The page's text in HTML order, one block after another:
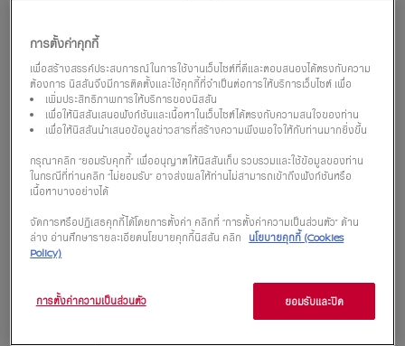
ระบบนำทาง DOOR TO DOOR ของนิสสัน
ระบบนำทาง Door to Door ของนิสสัน คือการพาคุณไปสู่จุดมุ่งหมายของ
คุณ หากคุณจอดรถยนต์ไว้ไกลหน่อย ระบบจะแนะนำทางเดินทางเท้าให้คุณไปที่
รวมคุณสมบัติอื่นๆที่ทำให้การขับขี่สะดวกขึ้น เช่นข้อมูลการจราจรแบบเรียลไทม์
การเชื่อมต่อ Bluetooth ระบบจดจำเสียง และอิ่นๆอีกมากมาย
การตั้งค่าคุกกี้
เพื่อสร้างสรรค์ประสบการณ์ในการใช้งานเว็บไซต์ที่ดีและตอบสนองได้ตรงกับความ
ต้องการ นิสสันจึงมีการติดตั้งและใช้คุกกี้ที่จำเป็นต่อการให้บริการเว็บไซต์ เพื่อ
เพิ่มประสิทธิภาพการให้บริการของนิสสัน
เพื่อให้นิสสันเสนอฟังก์ชันและเนื้อหาในเว็บไซต์ได้ตรงกับความสนใจของท่าน
เพื่อให้นิสสันนำเสนอข้อมูลข่าวสารที่สร้างความพึงพอใจให้กับท่านมากยิ่งขึ้น
กรุณาคลิก “ยอมรับคุกกี้” เพื่ออนุญาตให้นิสสันเก็บ รวบรวมและใช้ข้อมูลของท่าน
ในกรณีที่ท่านคลิก “ไม่ยอมรับ” อาจส่งผลให้ท่านไม่สามารถเข้าถึงฟังก์ชันหรือ
เนื้อหาบางอย่างได้
จัดการหรือปฏิเสธคุกกี้ได้โดยการตั้งค่า คลิกที่ “การตั้งค่าความเป็นส่วนตัว” ด้าน
ล่าง อ่านศึกษารายละเอียดนโยบายคุกกี้นิสสัน คลิก
นโยบายคุกกี้ (Cookies
Policy)
ยอมรับและปิด
การตั้งค่าความเป็นส่วนตัว